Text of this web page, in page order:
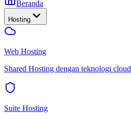
Beranda
Hosting
Web Hosting
Shared Hosting dengan teknologi cloud
Suite Hosting